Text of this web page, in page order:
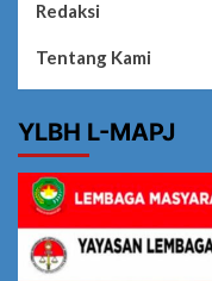
Redaksi
Tentang Kami
YLBH L-MAPJ